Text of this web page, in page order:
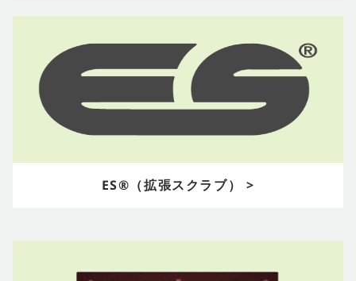
ES®（拡張スクラブ） >